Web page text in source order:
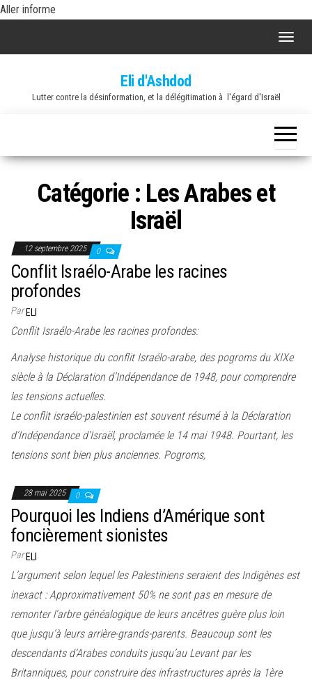
Aller informe
A
h
e
l
a
a
v
Eli d'Ashdod
Lutter contre la désinformation, et la délégitimation à l'égard d'Israël
Catégorie : Les Arabes et
Israël
12 septembre 2025 0
Conflit Israélo-Arabe les racines
profondes
ParELI
Conflit Israélo-Arabe les racines profondes:
Analyse historique du conflit Israélo-arabe, des pogroms du XIXe
siècle à la Déclaration d’Indépendance de 1948, pour comprendre
les tensions actuelles.
Le conflit israélo-palestinien est souvent résumé à la Déclaration
d’Indépendance d’Israël, proclamée le 14 mai 1948. Pourtant, les
tensions sont bien plus anciennes. Pogroms,
28 mai 2025 0
Pourquoi les Indiens d’Amérique sont
foncièrement sionistes
ParELI
L’argument selon lequel les Palestiniens seraient des Indigènes est
inexact : Approximativement 50% ne sont pas en mesure de
remonter l’arbre généalogique de leurs ancêtres guère plus loin
que jusqu’à leurs arrière-grands-parents. Beaucoup sont les
descendants d’Arabes conduits jusqu’au Levant par les
Britanniques, pour construire des infrastructures après la 1ère